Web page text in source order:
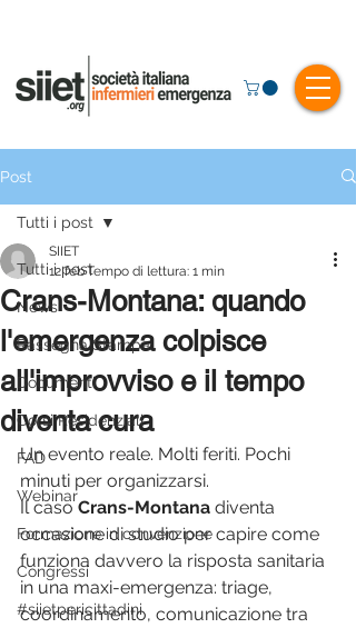
Post
Tutti i post
News
Rassegna Stampa
Documenti
Corsi Residenziali
FAD
Webinar
Formazione in convenzione
Congressi
#siietpericittadini
Tutti i post
Crans-Montana: quando
l'emergenza colpisce
all'improvviso e il tempo
diventa cura
SIIET
12 febTempo di lettura: 1 min
Un evento reale. Molti feriti. Pochi
minuti per organizzarsi.
Il caso Crans-Montana diventa
occasione di studio per capire come
funziona davvero la risposta sanitaria
in una maxi-emergenza: triage,
coordinamento, comunicazione tra